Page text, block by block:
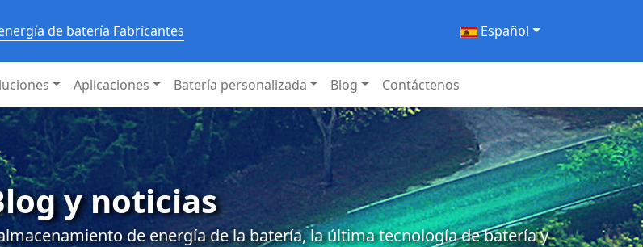
de batería Fabricantes Español
Aplicaciones Batería personalizada Blog Contáctenos
y noticias
de energía de la batería, la última tecnología de batería y